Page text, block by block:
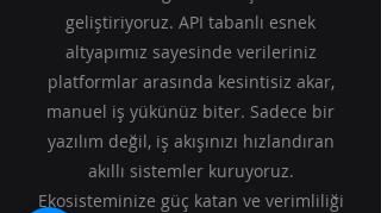
geliştiriyoruz. API tabanlı esnek
altyapımız sayesinde verileriniz
platformlar arasında kesintisiz akar,
manuel iş yükünüz biter. Sadece bir
yazılım değil, iş akışınızı hızlandıran
akıllı sistemler kuruyoruz.
Ekosisteminize güç katan ve verimliliği